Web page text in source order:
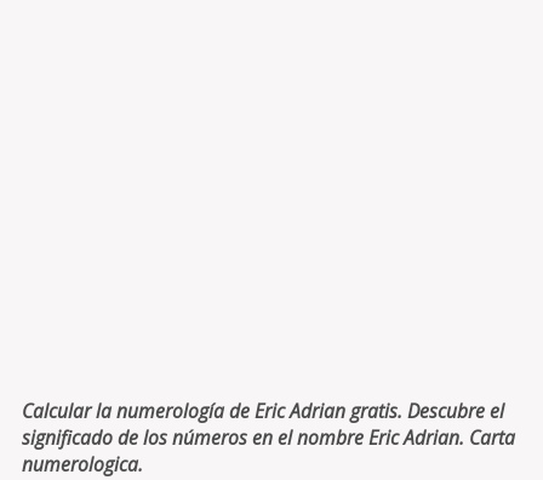
Calcular la numerología de Eric Adrian gratis. Descubre el
significado de los números en el nombre Eric Adrian. Carta
numerologica.